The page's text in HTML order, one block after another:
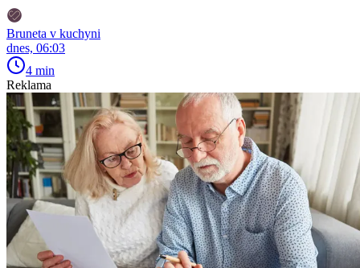
Bruneta v kuchyni
dnes, 06:03
4 min
Reklama